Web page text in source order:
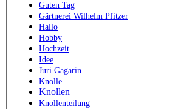
Guten Tag
Gärtnerei Wilhelm Pfitzer
Hallo
Hobby
Hochzeit
Idee
Juri Gagarin
Knolle
Knollen
Knollenteilung